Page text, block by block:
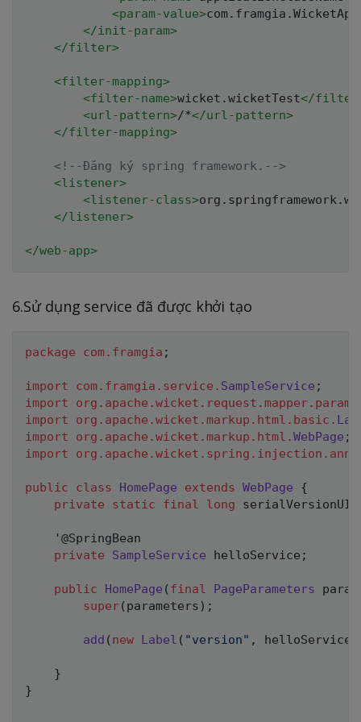
<param-value>
</init-param>
</filter>
<filter-mapping>
<filter-name>wicket.wicketTest</filter-
<url-pattern>/*</url-pattern>
</filter-mapping>
<!--Đăng ký spring framework.-->
<listener>
<listener-class>
</listener>
</web-app>
6.Sử dụng service đã được khởi tạo
package com. framgia ;
import com. framgia . service . SampleService ;
import
org . apache .wicket . request . mapper.
import
org . apache .wicket . markup . html . basic .
import
org . apache .wicket . markup . html .WebPage ;
import
org . apache .wicket . spring . injection .
public class HomePage extends WebPage
{
private
static final long
	'
@SpringBean
private
SampleService helloService ;
public HomePage ( final PageParameters
super( parameters ) ;
add ( new Label ( "version" , helloService
}
}